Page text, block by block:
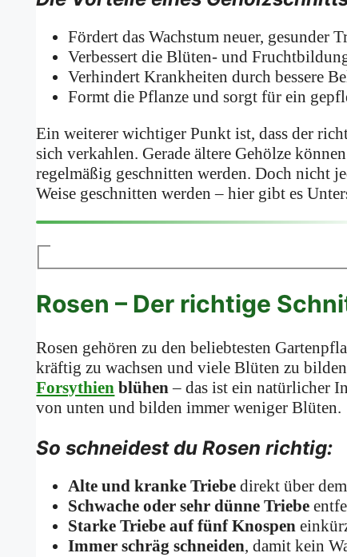
Fördert das Wachstum neuer, gesunder
Verbessert die Blüten- und
Verhindert Krankheiten durch bessere
Formt die Pflanze und sorgt für ein
Ein weiterer wichtiger Punkt ist, dass der
sich verkahlen. Gerade ältere Gehölze
regelmäßig geschnitten werden. Doch nicht
Weise geschnitten werden – hier gibt es
Rosen – Der richtige
Rosen gehören zu den beliebtesten
kräftig zu wachsen und viele Blüten zu
Forsythien blühen– das ist ein natürlicher
von unten und bilden immer weniger Blüten.
So schneidest du Rosen richtig:
Alte und kranke Triebe direkt über
Schwache oder sehr dünne Triebe
Starke Triebe auf fünf Knospen
Immer schräg schneiden, damit kein